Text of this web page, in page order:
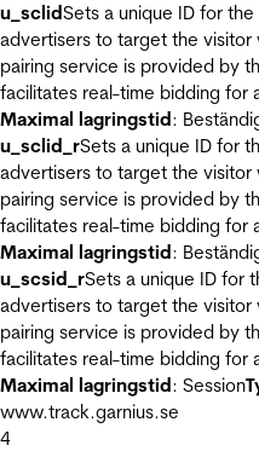
u_sclidSets a unique ID for
advertisers to target the visitor
pairing service is provided by
facilitates real-time bidding for
Maximal lagringstid:
u_sclid_rSets a unique ID for
advertisers to target the visitor
pairing service is provided by
facilitates real-time bidding for
Maximal lagringstid:
u_scsid_rSets a unique ID for
advertisers to target the visitor
pairing service is provided by
facilitates real-time bidding for
Maximal lagringstid: Session
www.track.garnius.se
4